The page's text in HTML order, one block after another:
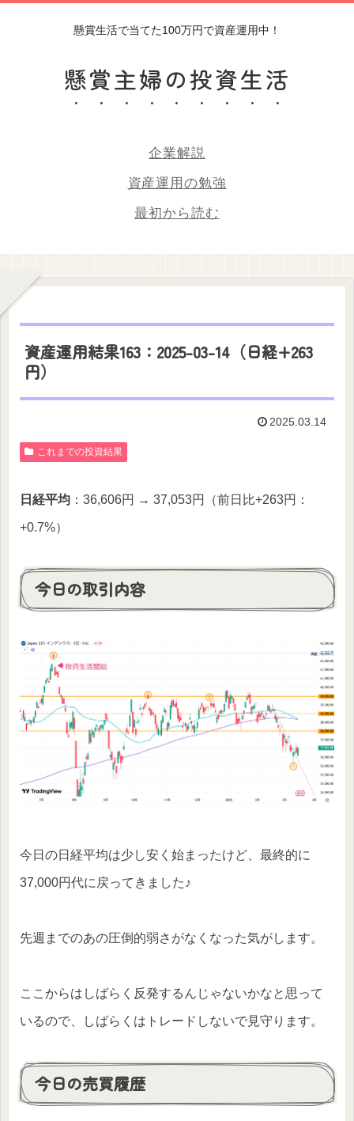
懸賞生活で当てた100万円で資産運用中！
懸賞主婦の投資生活
企業解説
資産運用の勉強
最初から読む
資産運用結果163：2025-03-14（日経+263
円）
2025.03.14
これまでの投資結果
日経平均 ：36,606円 → 37,053円（前日比+263円：
+0.7%）
今日の取引内容
今日の日経平均は少し安く始まったけど、最終的に
37,000円代に戻ってきました♪
先週までのあの圧倒的弱さがなくなった気がします。
ここからはしばらく反発するんじゃないかなと思って
いるので、しばらくはトレードしないで見守ります。
今日の売買履歴